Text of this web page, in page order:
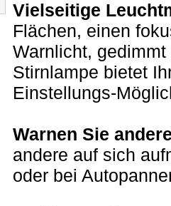
Vielseitige
Flächen, einen
Warnlicht,
Stirnlampe bietet
Einstellungs-
Warnen Sie
andere auf sich
oder bei